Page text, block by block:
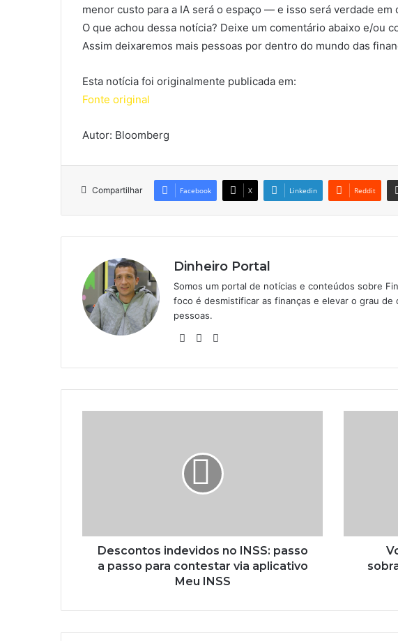
menor custo para a IA será o espaço — e isso será verdade em
O que achou dessa notícia? Deixe um comentário abaixo e/ou
Assim deixaremos mais pessoas por dentro do mundo das
Esta notícia foi originalmente publicada em:
Fonte original
Autor: Bloomberg
Compartilhar Facebook X Linkedin Reddit
Dinheiro Portal
Somos um portal de notícias e conteúdos sobre
foco é desmistificar as finanças e elevar o grau
pessoas.
WebsiteLinkedin
Descontos indevidos no INSS: passo
a passo para contestar via aplicativo
Meu INSS